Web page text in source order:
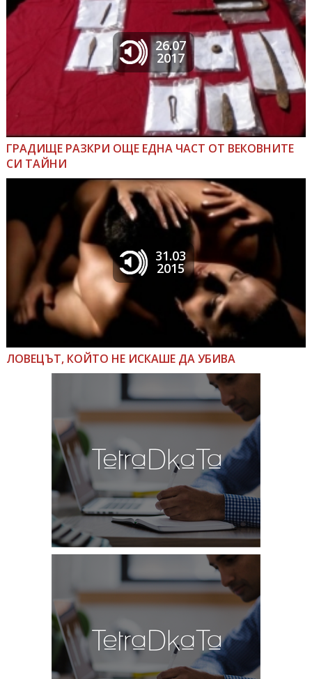
26.07
2017
ГРАДИЩЕ РАЗКРИ ОЩЕ ЕДНА ЧАСТ ОТ ВЕКОВНИТЕ
СИ ТАЙНИ
31.03
2015
ЛОВЕЦЪТ, КОЙТО НЕ ИСКАШЕ ДА УБИВА